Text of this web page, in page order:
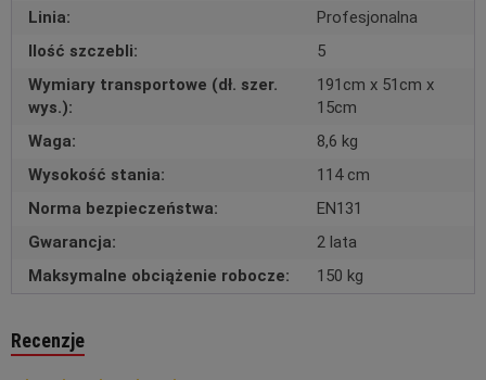
Linia:
Profesjonalna
Ilość szczebli:
5
Wymiary transportowe (dł. szer.
wys.):
191cm x 51cm x
15cm
Waga:
8,6 kg
Wysokość stania:
114 cm
Norma bezpieczeństwa:
EN131
Gwarancja:
2 lata
Maksymalne obciążenie robocze:
150 kg
Recenzje